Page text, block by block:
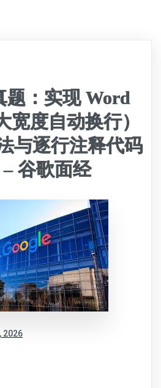
题：实现 Word
度自动换行）
与逐行注释代码
谷歌面经
2026